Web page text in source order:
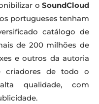
o SoundCloud
portugueses tenham
catálogo de
de 200 milhões de
e outros da autoria
criadores de todo o
qualidade, com